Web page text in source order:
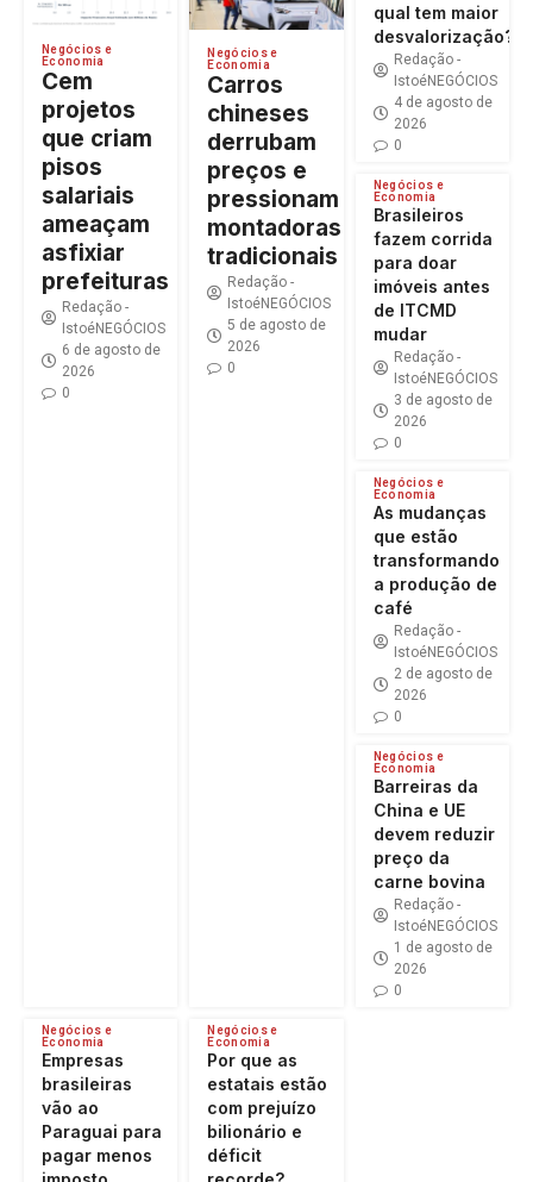
Negócios e
Economia
Cem
projetos
que criam
pisos
salariais
ameaçam
asfixiar
prefeituras
Redação -
IstoéNEGÓCIOS
6 de agosto de
2026
0
Negócios e
Economia
Carros
chineses
derrubam
preços e
pressionam
montadoras
tradicionais
Redação -
IstoéNEGÓCIOS
5 de agosto de
2026
0
qual tem maior
desvalorização?
Redação -
IstoéNEGÓCIOS
4 de agosto de
2026
0
Negócios e
Economia
Brasileiros
fazem corrida
para doar
imóveis antes
de ITCMD
mudar
Redação -
IstoéNEGÓCIOS
3 de agosto de
2026
0
Negócios e
Economia
As mudanças
que estão
transformando
a produção de
café
Redação -
IstoéNEGÓCIOS
2 de agosto de
2026
0
Negócios e
Economia
Barreiras da
China e UE
devem reduzir
preço da
carne bovina
Redação -
IstoéNEGÓCIOS
1 de agosto de
2026
0
Negócios e
Economia
Empresas
brasileiras
vão ao
Paraguai para
pagar menos
Negócios e
Economia
Por que as
estatais estão
com prejuízo
bilionário e
déficit